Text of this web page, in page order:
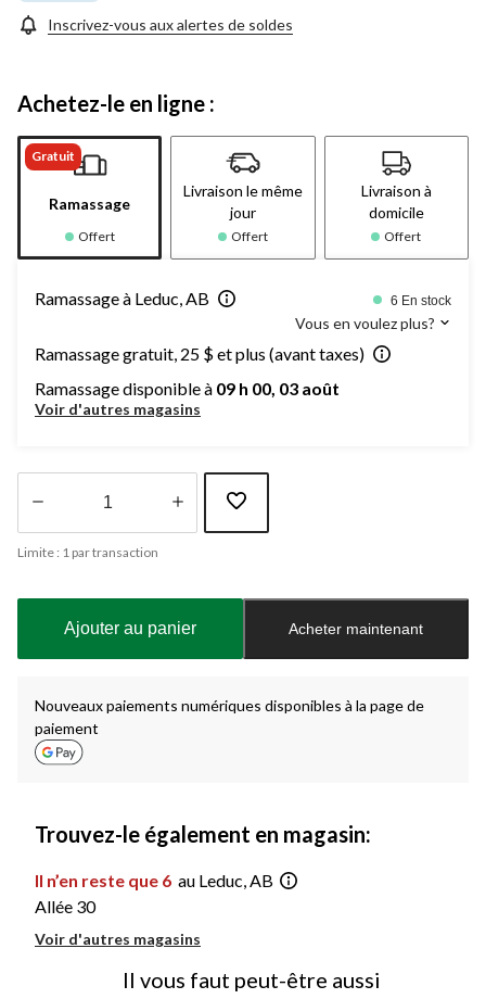
Inscrivez-vous aux alertes de soldes
Achetez-le en ligne :
Gratuit
Ramassage
Offert
Livraison le même
jour
Offert
Livraison à
domicile
Offert
Ramassage à Leduc, AB 6 En stock
Vous en voulez plus?
Ramassage gratuit, 25 $ et plus (avant taxes)
Ramassage disponible à 09 h 00, 03 août
Voir d'autres magasins
mise
jour
Limite : 1 par transaction
Ajouter au panier Acheter maintenant
Nouveaux paiements numériques disponibles à la page de
paiement
Trouvez-le également en magasin:
Il n’en reste que 6 au Leduc, AB
Allée 30
Voir d'autres magasins
Il vous faut peut-être aussi